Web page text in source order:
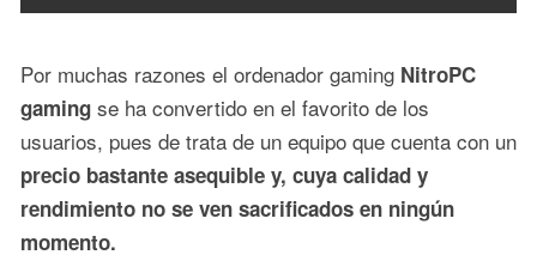
Por muchas razones el ordenador gaming NitroPC
gaming se ha convertido en el favorito de los
usuarios, pues de trata de un equipo que cuenta con un
precio bastante asequible y, cuya calidad y
rendimiento no se ven sacrificados en ningún
momento.